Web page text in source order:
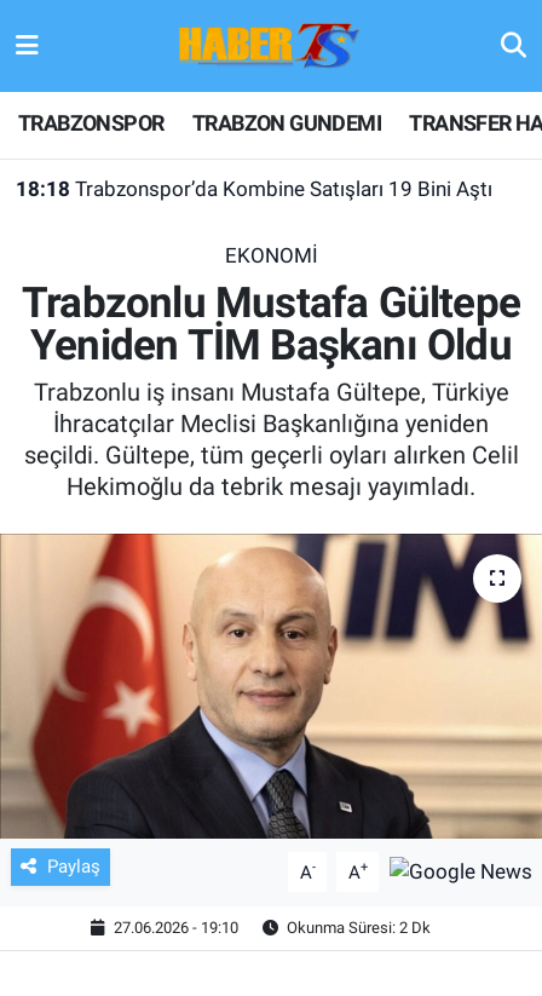
TRABZONSPOR TRABZON GUNDEMI TRANSFER
18:18 Trabzonspor’da Kombine Satışları 19 Bini Aştı
EKONOMİ
Trabzonlu Mustafa Gültepe
Yeniden TİM Başkanı Oldu
Trabzonlu iş insanı Mustafa Gültepe, Türkiye
İhracatçılar Meclisi Başkanlığına yeniden
seçildi. Gültepe, tüm geçerli oyları alırken Celil
Hekimoğlu da tebrik mesajı yayımladı.
Paylaş A- A+
27.06.2026 - 19:10 Okunma Süresi: 2 Dk
TRABZONSPOR
TRABZON GUNDEMI
KULİS MEYDANI
1461 TRABZON
FUTBOL
TV VE SİNEMA
BASKETBOL
SAĞLIK
GENEL
KÜLTÜR SANAT
EKONOMİ
Hava Durumu
Trafik Durumu
Son Dakika Haberleri
Haber Arşivi